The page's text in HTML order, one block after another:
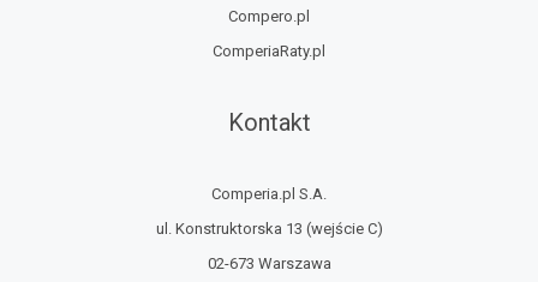
Compero.pl
ComperiaRaty.pl
Kontakt
Comperia.pl S.A.
ul. Konstruktorska 13 (wejście C)
02-673 Warszawa